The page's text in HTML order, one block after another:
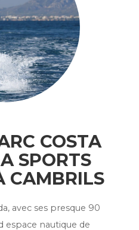
COSTA
SPORTS
CAMBRILS
avec ses presque 90
espace nautique de